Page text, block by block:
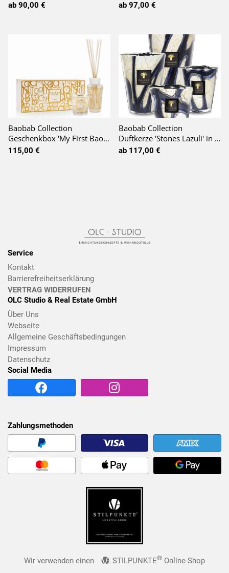
ab 90,00 € ab 97,00 €
Baobab Collection
Geschenkbox 'My First Baobab' Duftkerze 8cm & Diffuser 250ml Aurum
115,00 €
Baobab Collection
Duftkerze 'Stones Lazuli' in Geschenkbox
ab 117,00 €
Service
Kontakt
Barrierefreiheitserklärung
VERTRAG WIDERRUFEN
OLC Studio & Real Estate GmbH
Über Uns
Webseite
Allgemeine Geschäftsbedingungen
Impressum
Datenschutz
Social Media
Zahlungsmethoden
Wir verwenden einen STILPUNKTE® Online-Shop